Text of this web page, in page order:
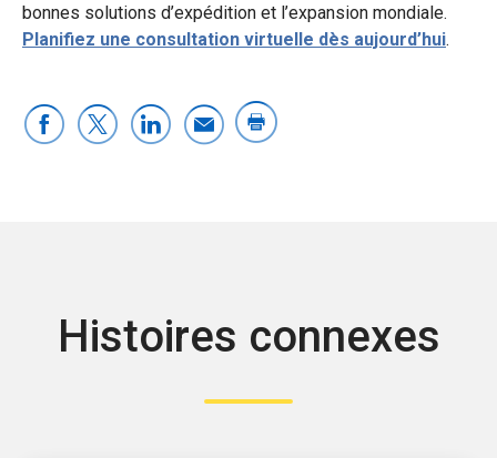
bonnes solutions d’expédition et l’expansion mondiale.
Planifiez une consultation virtuelle dès aujourd’hui.
Histoires connexes